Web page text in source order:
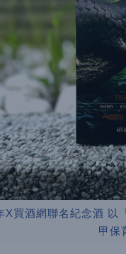
X買酒網聯名紀念酒 以
甲保